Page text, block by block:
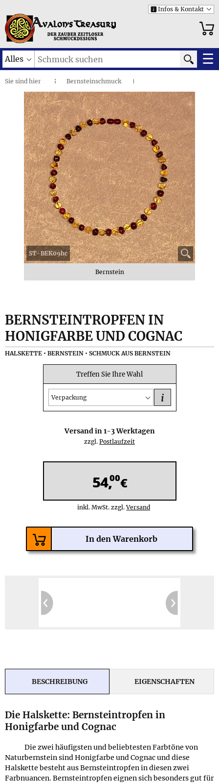
i Infos & Kontakt
Alles ☰
Sie sind hier ◌ Bernsteinschmuck I
Bernsteintropfen in Honigfarbe und Cognac •
Halskette
I
ST-BEK09hc
Bernstein
BERNSTEINTROPFEN IN
HONIGFARBE UND COGNAC
HALSKETTE • BERNSTEIN • SCHMUCK AUS BERNSTEIN
Treffen Sie Ihre Wahl
Verpackung i
Versand in1-3Werktagen
zzgl. Postlaufzeit
54,00€
inkl. MwSt. zzgl.Versand
BESCHREIBUNG EIGENSCHAFTEN
Die Halskette: Bernsteintropfen in
Honigfarbe und Cognac
Die zwei häufigsten und beliebtesten Farbtöne von
Naturbernstein sind Honigfarbe und Cognac und diese
Halskette besteht aus Bernsteintropfen in diesen zwei
Farbnuancen. Bernsteintropfen eignen sich besonders gut für